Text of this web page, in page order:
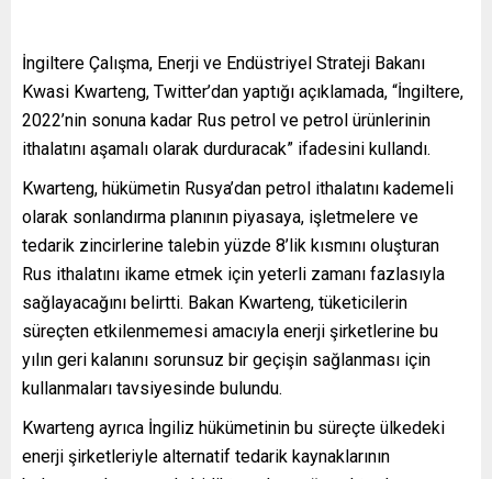
İngiltere Çalışma, Enerji ve Endüstriyel Strateji Bakanı
Kwasi Kwarteng, Twitter’dan yaptığı açıklamada, “İngiltere,
2022’nin sonuna kadar Rus petrol ve petrol ürünlerinin
ithalatını aşamalı olarak durduracak” ifadesini kullandı.
Kwarteng, hükümetin Rusya’dan petrol ithalatını kademeli
olarak sonlandırma planının piyasaya, işletmelere ve
tedarik zincirlerine talebin yüzde 8’lik kısmını oluşturan
Rus ithalatını ikame etmek için yeterli zamanı fazlasıyla
sağlayacağını belirtti. Bakan Kwarteng, tüketicilerin
süreçten etkilenmemesi amacıyla enerji şirketlerine bu
yılın geri kalanını sorunsuz bir geçişin sağlanması için
kullanmaları tavsiyesinde bulundu.
Kwarteng ayrıca İngiliz hükümetinin bu süreçte ülkedeki
enerji şirketleriyle alternatif tedarik kaynaklarının